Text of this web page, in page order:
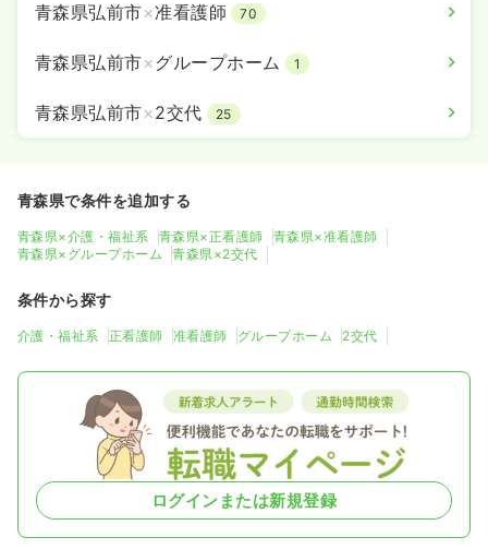
青森県弘前市×准看護師 70
青森県弘前市×グループホーム 1
青森県弘前市×2交代 25
青森県で条件を追加する
青森県×介護・福祉系 青森県×正看護師
青森県×准看護師
青森県×グループホーム
青森県×2交代
条件から探す
介護・福祉系 正看護師 准看護師 グループホーム 2交代
ログインまたは新規登録